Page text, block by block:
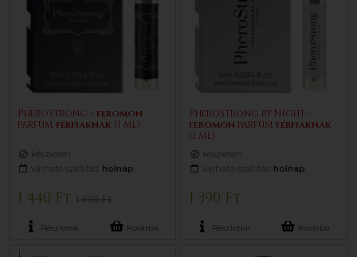
PheroStrong - feromon
parfüm férfiaknak (1 ml)
készleten
várható szállítás: holnap
1 440 Ft1 590 Ft
Részletek Kosárba
PheroStrong by Night -
feromon parfüm férfiaknak
(1 ml)
készleten
várható szállítás: holnap
1 390 Ft
Részletek Kosárba